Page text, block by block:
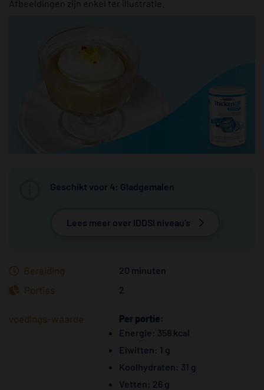
Afbeeldingen zijn enkel ter illustratie.
Geschikt voor 4: Gladgemalen
Lees meer over IDDSI niveau’s
Bereiding 20 minuten
Porties 2
voedings-waarde
Per portie:
Energie: 358 kcal
Eiwitten: 1 g
Koolhydraten: 31 g
Vetten: 26 g